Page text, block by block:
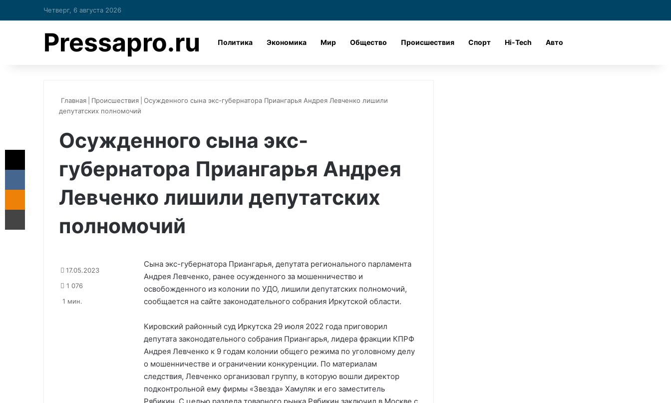
Четверг, 6 августа 2026
dzen
Pressapro.ru Политика Экономика Мир Общество Происшествия Спорт Hi-Tech Авто
Главная Происшествия
Осужденного сына экс-губернатора Приангарья Андрея Левченко лишили
депутатских полномочий
Осужденного сына экс-
губернатора Приангарья Андрея
Левченко лишили депутатских
полномочий
Сына экс-губернатора Приангарья, депутата регионального парламента
Андрея Левченко, ранее осужденного за мошенничество и
освобожденного из колонии по УДО, лишили депутатских полномочий,
сообщается на сайте законодательного собрания Иркутской области.
Кировский районный суд Иркутска 29 июля 2022 года приговорил
депутата законодательного собрания Приангарья, лидера фракции КПРФ
Андрея Левченко к 9 годам колонии общего режима по уголовному делу
о мошенничестве и ограничении конкуренции. По материалам
следствия, Левченко организовал группу, в которую вошли директор
подконтрольной ему фирмы «Звезда» Хамуляк и его заместитель
17.05.2023
1 076
1 мин.
Одноклассники